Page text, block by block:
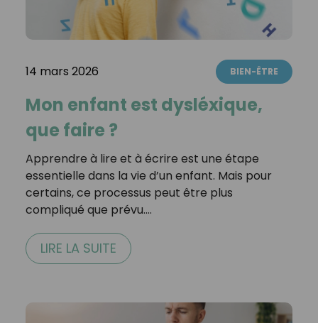
14 mars 2026 BIEN-ÊTRE
Mon enfant est dysléxique,
que faire ?
Apprendre à lire et à écrire est une étape
essentielle dans la vie d’un enfant. Mais pour
certains, ce processus peut être plus
compliqué que prévu.…
LIRE LA SUITE